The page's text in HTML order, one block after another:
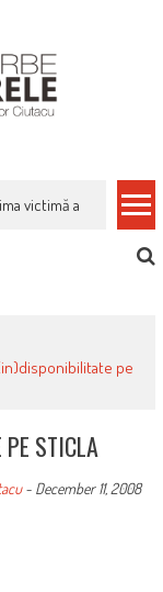
și eficient,
pe
PE STICLA
- December 11, 2008